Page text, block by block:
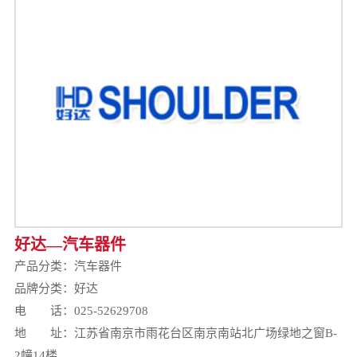
好达—汽车器件
产品分类： 汽车器件
品牌分类：好达
电 话：025-52629708
地 址：江苏省南京市雨花台区南京南站北广场绿地之窗B-